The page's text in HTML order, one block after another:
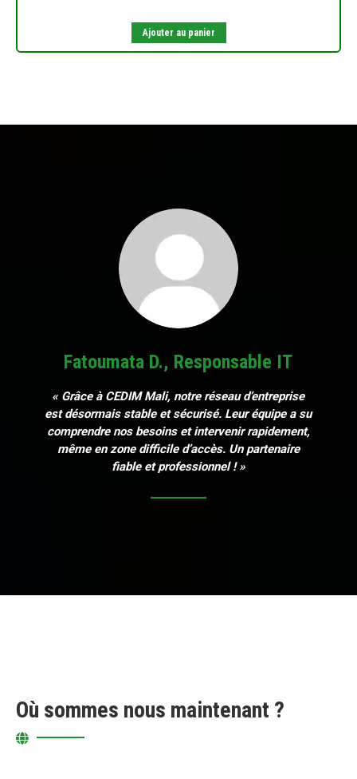
Ajouter au panier
Fatoumata D., Responsable IT
« Grâce à CEDIM Mali, notre réseau d’entreprise
est désormais stable et sécurisé. Leur équipe a su
comprendre nos besoins et intervenir rapidement,
même en zone difficile d’accès. Un partenaire
fiable et professionnel ! »
Où sommes nous maintenant ?